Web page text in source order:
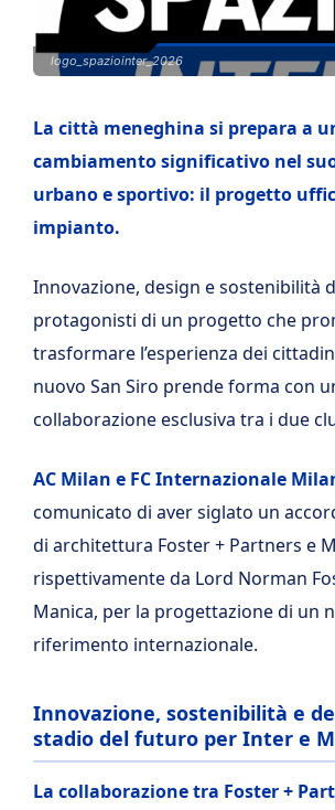
logo_spaziointer_2026
La città meneghina si prepara a
cambiamento significativo nel
urbano e sportivo: il progetto
impianto.
Innovazione, design e sostenibilità
protagonisti di un progetto che
trasformare l’esperienza dei
nuovo San Siro prende forma con
collaborazione esclusiva tra i due
AC Milan e FC Internazionale
comunicato di aver siglato un
di architettura Foster + Partners e
rispettivamente da Lord Norman
Manica, per la progettazione di un
riferimento internazionale.
Innovazione, sostenibilità e
stadio del futuro per Inter e
La collaborazione tra Foster +